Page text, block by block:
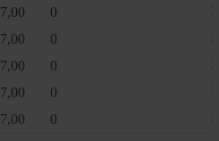
7,00
0
7,00
0
7,00
0
7,00
0
7,00
0